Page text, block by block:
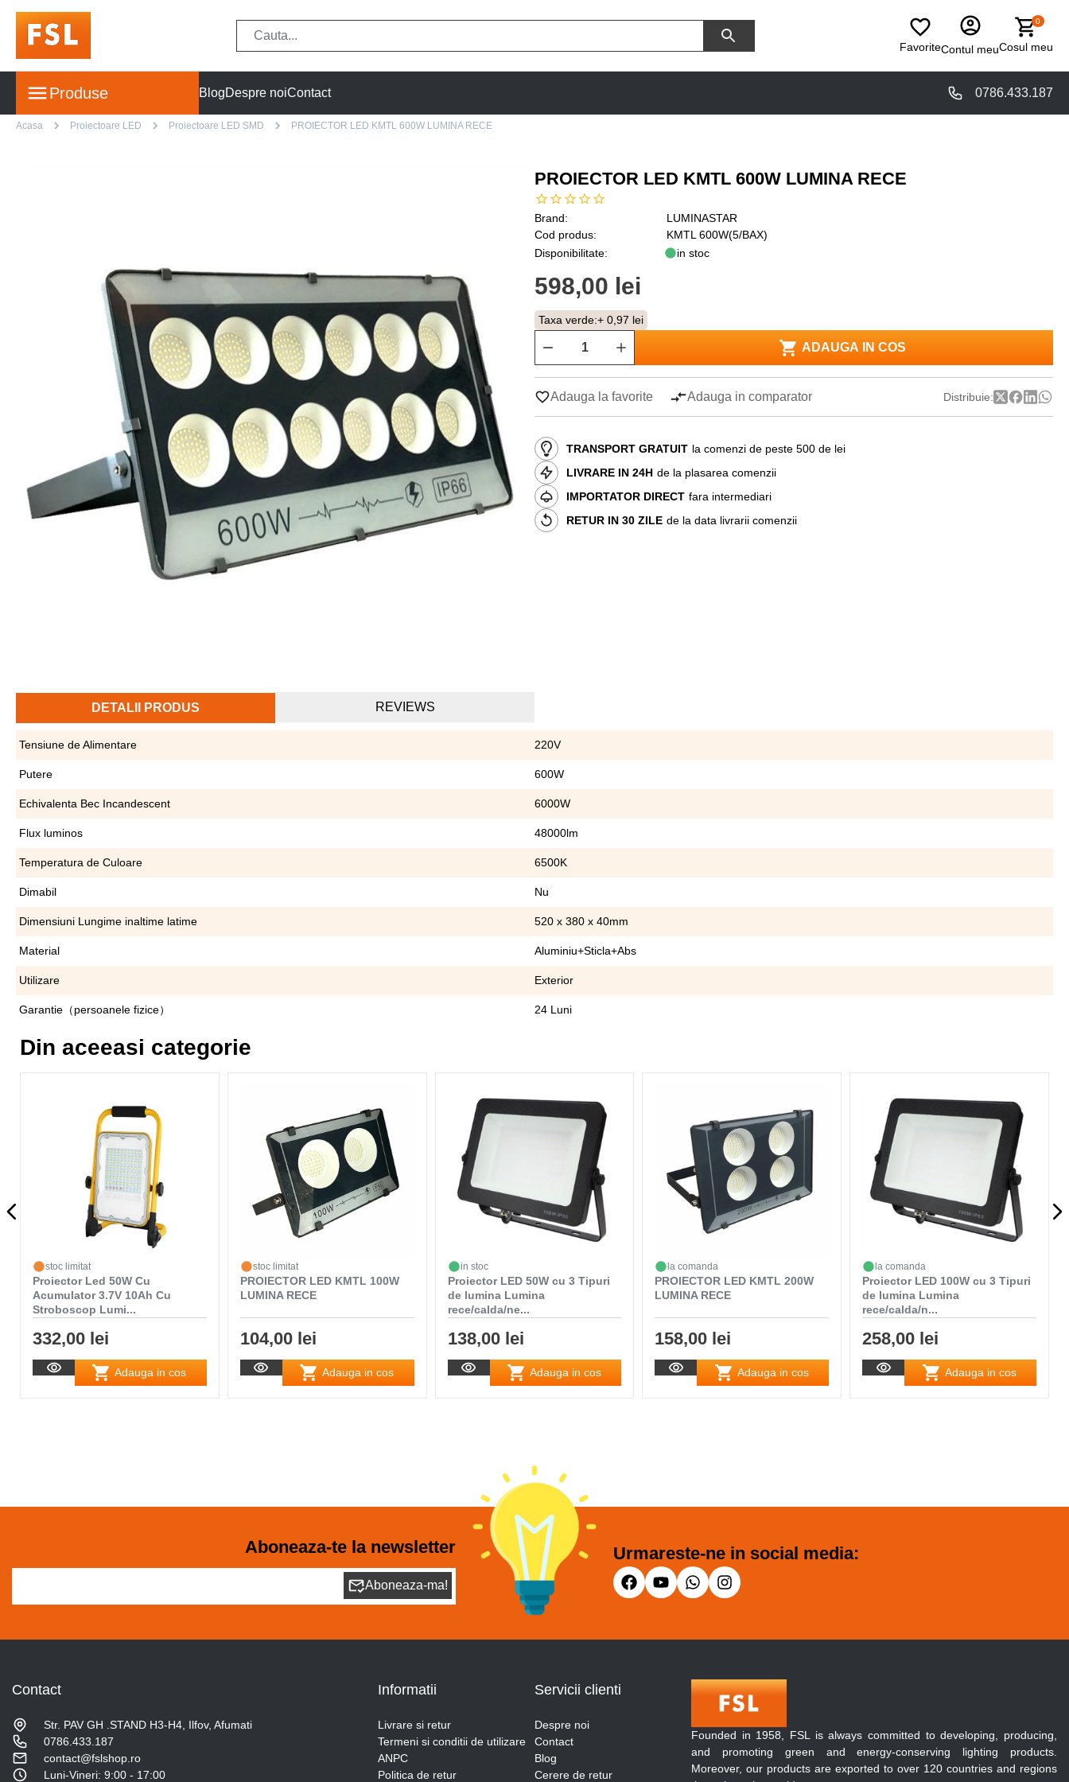
FavoriteContul meu
0
Cosul meu
Produse BlogDespre noiContact 0786.433.187
Acasa Proiectoare LED Proiectoare LED SMD PROIECTOR LED KMTL 600W LUMINA RECE
PROIECTOR LED KMTL 600W LUMINA RECE
Brand:
LUMINASTAR
Cod produs:
KMTL 600W(5/BAX)
Disponibilitate:
in stoc
598,00 lei
Taxa verde:+ 0,97 lei
ADAUGA IN COS
Adauga la favorite Adauga in comparator Distribuie:
TRANSPORT GRATUIT la comenzi de peste 500 de lei
LIVRARE IN 24H de la plasarea comenzii
IMPORTATOR DIRECT fara intermediari
RETUR IN 30 ZILE de la data livrarii comenzii
DETALII PRODUS REVIEWS
Tensiune de Alimentare 220V
Putere 600W
Echivalenta Bec Incandescent 6000W
Flux luminos 48000lm
Temperatura de Culoare 6500K
Dimabil Nu
Dimensiuni Lungime inaltime latime 520 x 380 x 40mm
Material Aluminiu+Sticla+Abs
Utilizare Exterior
Garantie（persoanele fizice） 24 Luni
Din aceeasi categorie
stoc limitat
Proiector Led 50W Cu
Acumulator 3.7V 10Ah Cu
Stroboscop Lumi...
332,00 lei
Adauga in cos
stoc limitat
PROIECTOR LED KMTL 100W
LUMINA RECE
104,00 lei
Adauga in cos
in stoc
Proiector LED 50W cu 3 Tipuri
de lumina Lumina
rece/calda/ne...
138,00 lei
Adauga in cos
la comanda
PROIECTOR LED KMTL 200W
LUMINA RECE
158,00 lei
Adauga in cos
la comanda
Proiector LED 100W cu 3 Tipuri
de lumina Lumina
rece/calda/n...
258,00 lei
Adauga in cos
Aboneaza-te la newsletter
Aboneaza-ma!
Urmareste-ne in social media:
Contact
Str. PAV GH .STAND H3-H4, Ilfov, Afumati
0786.433.187
contact@fslshop.ro
Luni-Vineri: 9:00 - 17:00
Informatii
Livrare si retur
Termeni si conditii de utilizare
ANPC
Politica de retur
Servicii clienti
Despre noi
Contact
Blog
Cerere de retur
Founded in 1958, FSL is always committed to developing, producing,
and promoting green and energy-conserving lighting products.
Moreover, our products are exported to over 120 countries and regions